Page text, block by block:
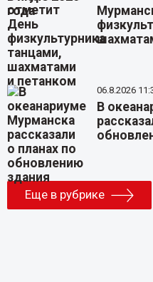
06.8.2026
В
Еще в рубрике